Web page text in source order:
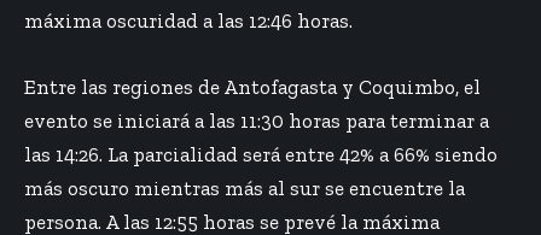
máxima oscuridad a las 12:46 horas.
Entre las regiones de Antofagasta y Coquimbo, el
evento se iniciará a las 11:30 horas para terminar a
las 14:26. La parcialidad será entre 42% a 66% siendo
más oscuro mientras más al sur se encuentre la
persona. A las 12:55 horas se prevé la máxima